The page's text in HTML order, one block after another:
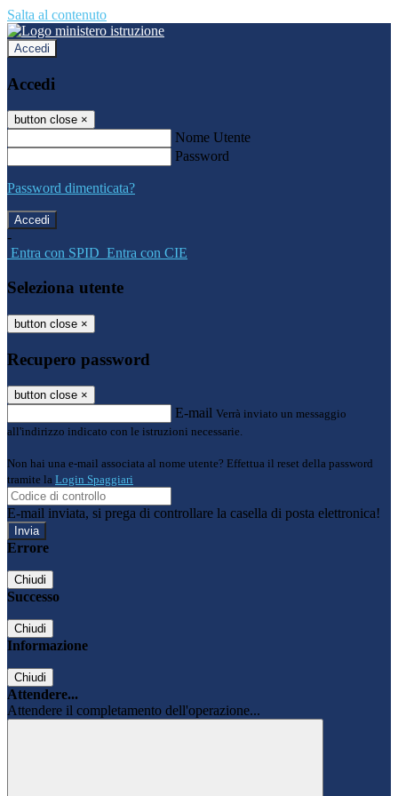
Salta al contenuto
Accedi
Accedi
button close ×
Nome Utente
Password
Password dimenticata?
-
Entra con SPID Entra con CIE
Seleziona utente
button close ×
Recupero password
button close ×
E-mail Verrà inviato un messaggio
all'indirizzo indicato con le istruzioni necessarie.
Non hai una e-mail associata al nome utente? Effettua il reset della password
tramite la Login Spaggiari
E-mail inviata, si prega di controllare la casella di posta elettronica!
Errore
Chiudi
Successo
Chiudi
Informazione
Chiudi
Attendere...
Attendere il completamento dell'operazione...